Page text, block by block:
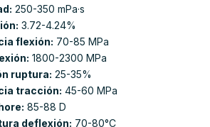
250-350 mPa·s
3.72-4.24%
flexión: 70-85 MPa
1800-2300 MPa
ruptura: 25-35%
tracción: 45-60 MPa
85-88 D
deflexión: 70-80°C